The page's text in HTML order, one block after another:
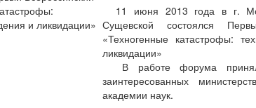
11 июня 2013 года в г.
Сущевской состоялся
«Техногенные катастрофы:
ликвидации»
В работе форума
заинтересованных
академии наук.